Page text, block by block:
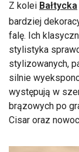
Z kolei Bałtycka
bardziej
falę. Ich
stylistyka
stylizowanych,
silnie
występują w
brązowych po
Cisar oraz